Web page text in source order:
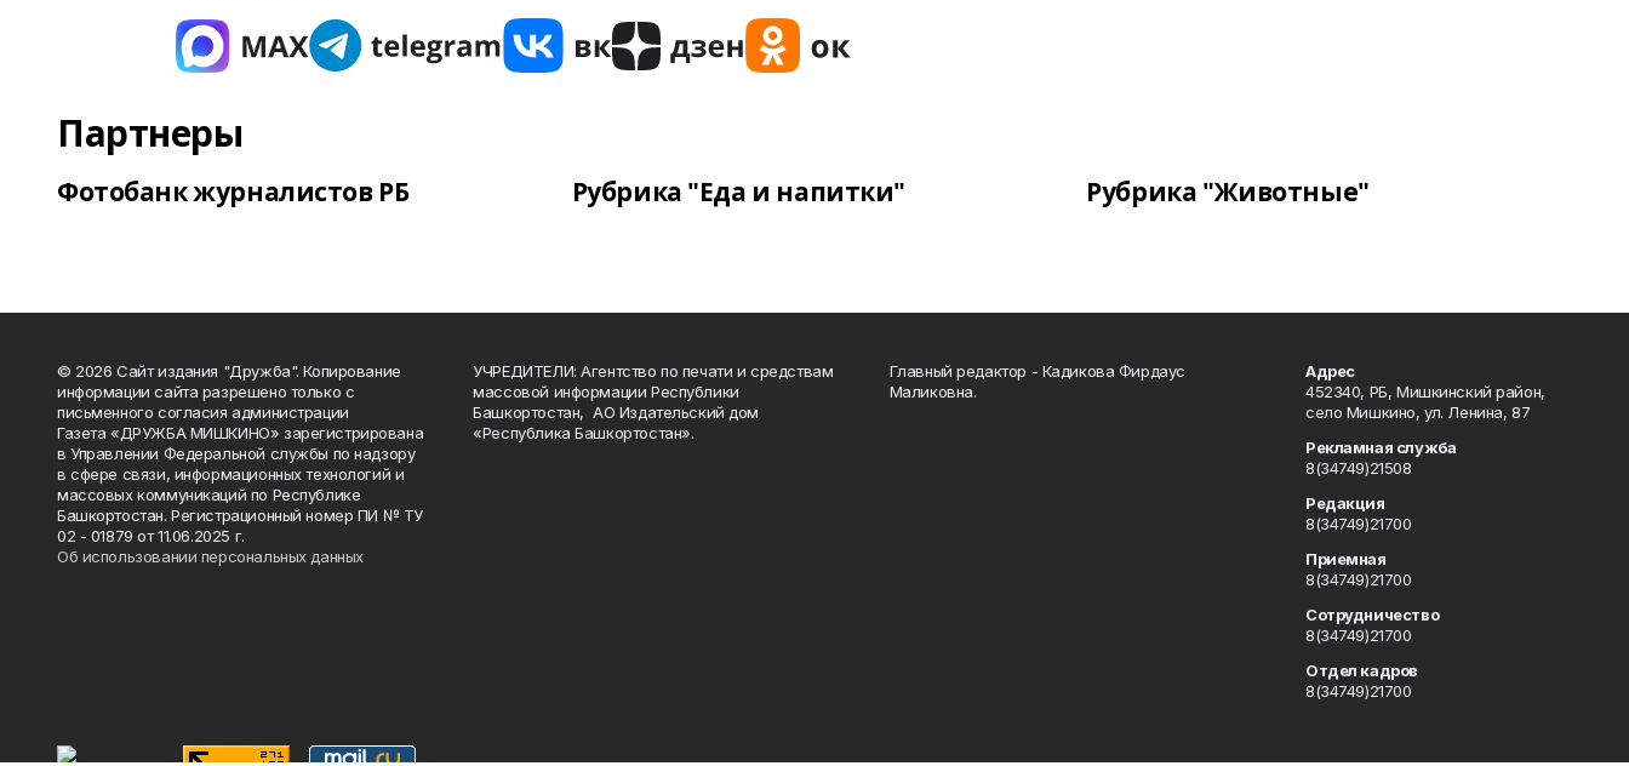
Партнеры
Фотобанк журналистов РБ Рубрика "Еда и напитки" Рубрика "Животные"
© 2026 Сайт издания "Дружба". Копирование
информации сайта разрешено только с
письменного согласия администрации
Газета «ДРУЖБА МИШКИНО» зарегистрирована
в Управлении Федеральной службы по надзору
в сфере связи, информационных технологий и
массовых коммуникаций по Республике
Башкортостан. Регистрационный номер ПИ № ТУ
02 - 01879 от 11.06.2025 г.
Об использовании персональных данных
УЧРЕДИТЕЛИ: Агентство по печати и средствам
массовой информации Республики
Башкортостан, АО Издательский дом
«Республика Башкортостан».
Главный редактор - Кадикова Фирдаус
Маликовна.
Адрес
452340, РБ, Мишкинский район,
село Мишкино, ул. Ленина, 87
Рекламная служба
8(34749)21508
Редакция
8(34749)21700
Приемная
8(34749)21700
Сотрудничество
8(34749)21700
Отдел кадров
8(34749)21700